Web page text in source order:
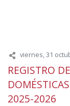
viernes, 31
REGISTRO
2025-2026